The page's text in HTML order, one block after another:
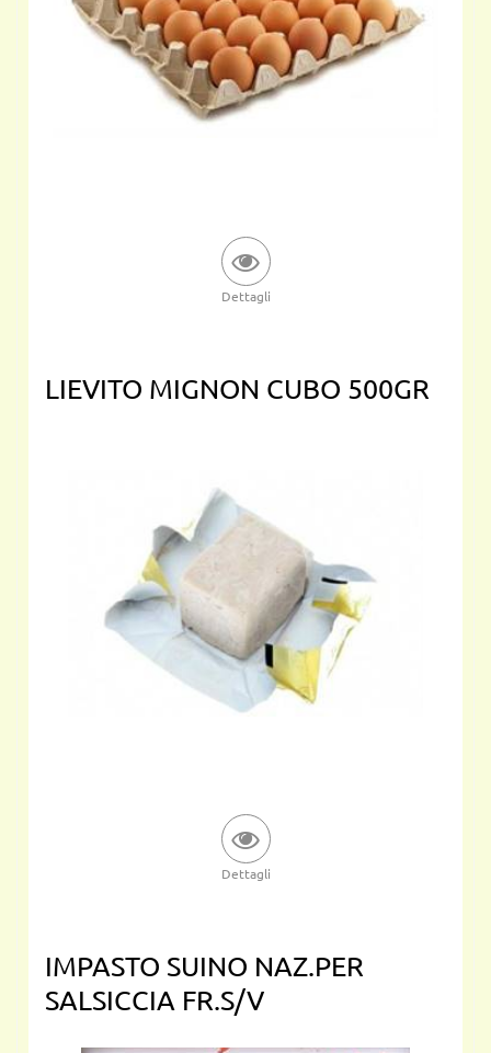
Dettagli
LIEVITO MIGNON CUBO 500GR
Dettagli
IMPASTO SUINO NAZ.PER
SALSICCIA FR.S/V